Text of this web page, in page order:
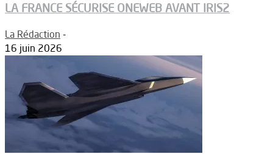
LA FRANCE SÉCURISE ONEWEB AVANT IRIS2
La Rédaction -
16 juin 2026